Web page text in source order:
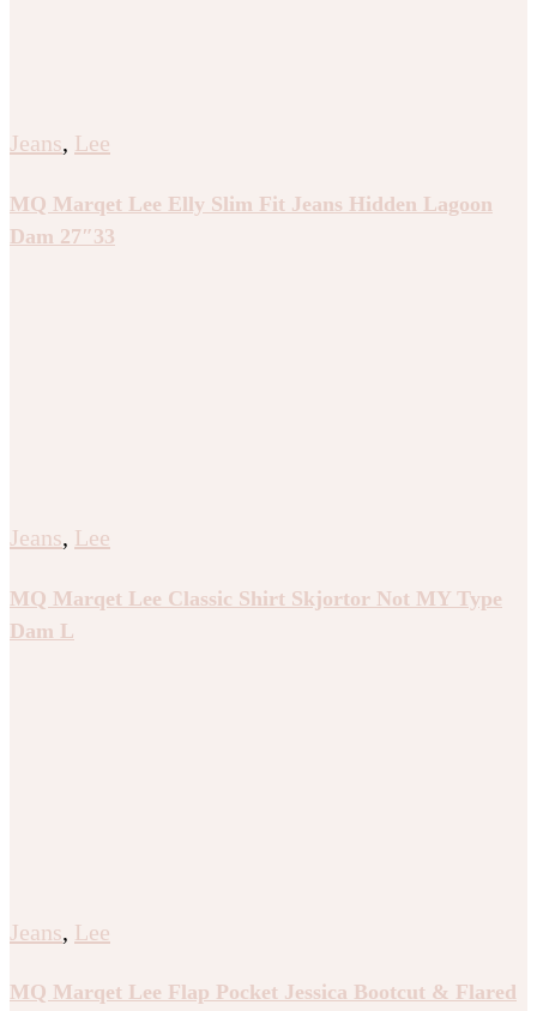
Jeans, Lee
MQ Marqet Lee Elly Slim Fit Jeans Hidden Lagoon
Dam 27″33
Jeans, Lee
MQ Marqet Lee Classic Shirt Skjortor Not MY Type
Dam L
Jeans, Lee
MQ Marqet Lee Flap Pocket Jessica Bootcut & Flared